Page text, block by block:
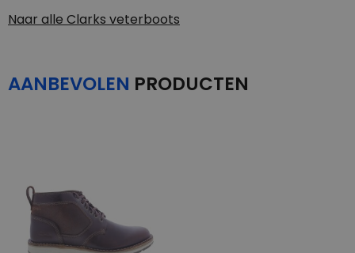
Naar alle Clarks veterboots
AANBEVOLEN PRODUCTEN